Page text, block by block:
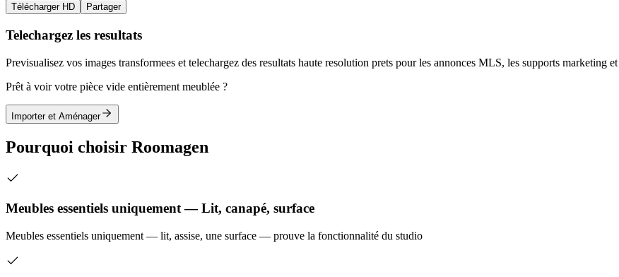
Télécharger HD Partager
Telechargez les resultats
Previsualisez vos images transformees et telechargez des resultats haute resolution prets pour les annonces MLS, les supports marketing
Prêt à voir votre pièce vide entièrement meublée ?
Importer et Aménager
Pourquoi choisir Roomagen
Meubles essentiels uniquement — Lit, canapé, surface
Meubles essentiels uniquement — lit, assise, une surface — prouve la fonctionnalité du studio